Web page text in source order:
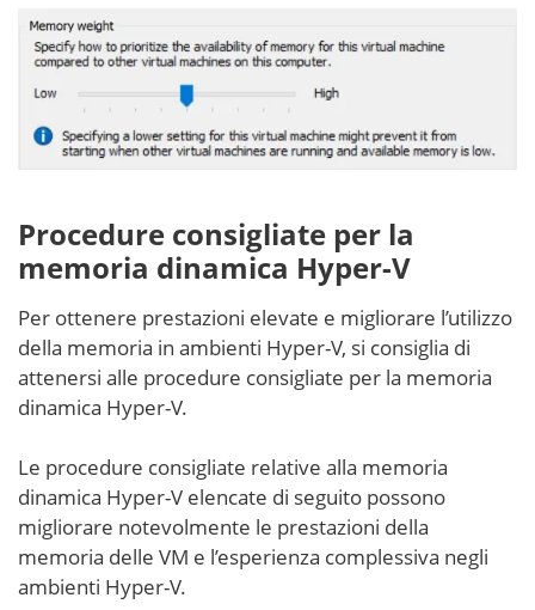
Procedure consigliate per la
memoria dinamica Hyper-V
Per ottenere prestazioni elevate e migliorare l’utilizzo
della memoria in ambienti Hyper-V, si consiglia di
attenersi alle procedure consigliate per la memoria
dinamica Hyper-V.
Le procedure consigliate relative alla memoria
dinamica Hyper-V elencate di seguito possono
migliorare notevolmente le prestazioni della
memoria delle VM e l’esperienza complessiva negli
ambienti Hyper-V.